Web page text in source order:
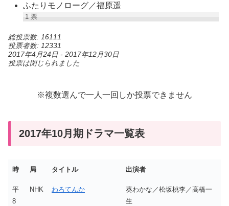
ふたりモノローグ／福原遥
1票
総投票数: 16111
投票者数: 12331
2017年4月24日 - 2017年12月30日
投票は閉じられました
※複数選んで一人一回しか投票できません
2017年10月期ドラマ一覧表
時 局 タイトル 出演者
平
8
NHK わろてんか
葵わかな／松坂桃李／高橋一
生